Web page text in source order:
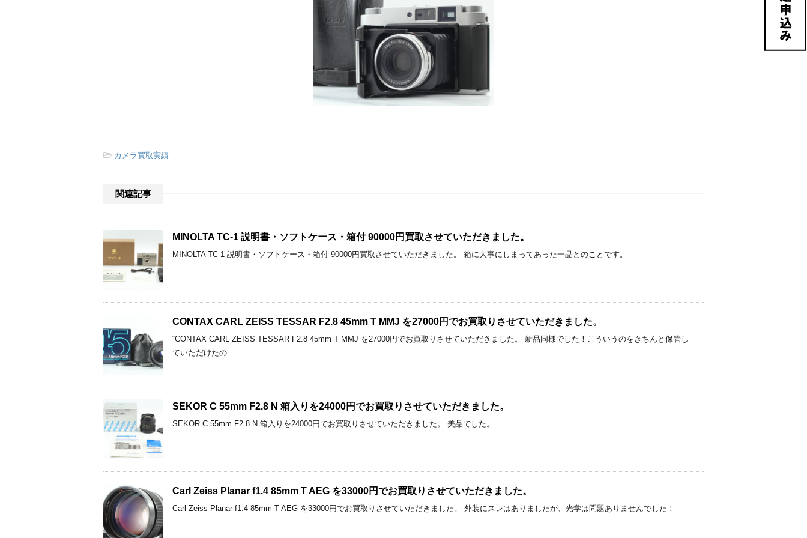
-カメラ買取実績
関連記事
MINOLTA TC-1 説明書・ソフトケース・箱付 90000円買取させていただきました。
MINOLTA TC-1 説明書・ソフトケース・箱付 90000円買取させていただきました。 箱に大事にしまってあった一品とのことです。
CONTAX CARL ZEISS TESSAR F2.8 45mm T MMJ を27000円でお買取りさせていただきました。
“CONTAX CARL ZEISS TESSAR F2.8 45mm T MMJ を27000円でお買取りさせていただきました。 新品同様でした！こういうのをきちんと保管し
ていただけたの …
SEKOR C 55mm F2.8 N 箱入りを24000円でお買取りさせていただきました。
SEKOR C 55mm F2.8 N 箱入りを24000円でお買取りさせていただきました。 美品でした。
Carl Zeiss Planar f1.4 85mm T AEG を33000円でお買取りさせていただきました。
Carl Zeiss Planar f1.4 85mm T AEG を33000円でお買取りさせていただきました。 外装にスレはありましたが、光学は問題ありませんでした！